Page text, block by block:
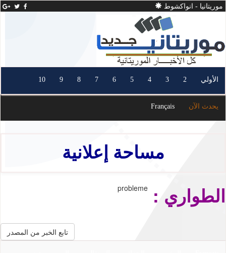
موريتانيا - انواكشوط
الأولي 2
3
4
5
6
7
8
9
10
يحدث الآن Français
مساحة إعلانية
probleme الطواري :
تابع الخبر من المصدر